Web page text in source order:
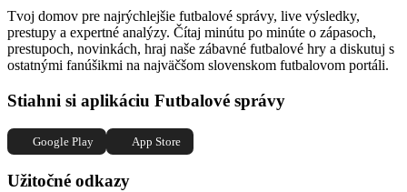
Tvoj domov pre najrýchlejšie futbalové správy, live výsledky,
prestupy a expertné analýzy. Čítaj minútu po minúte o zápasoch,
prestupoch, novinkách, hraj naše zábavné futbalové hry a diskutuj s
ostatnými fanúšikmi na najväčšom slovenskom futbalovom portáli.
Stiahni si aplikáciu Futbalové správy
Google Play App Store
Užitočné odkazy